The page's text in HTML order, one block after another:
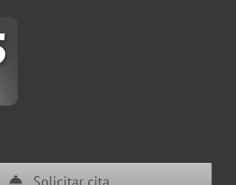
Solicitar cita